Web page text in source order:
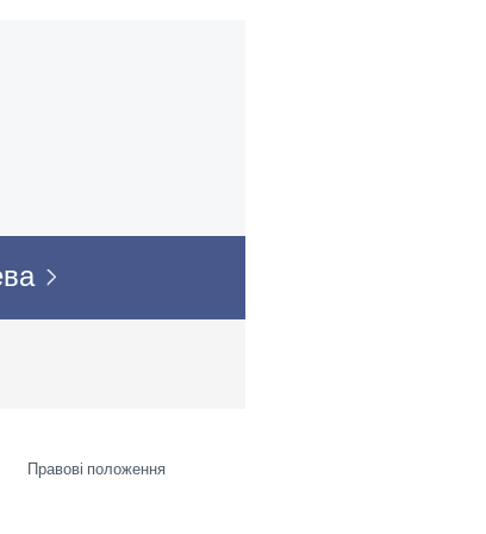
Правові положення